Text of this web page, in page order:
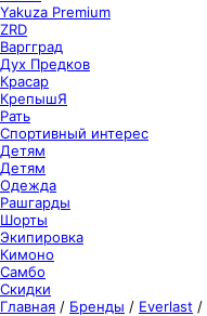
Yakuza Premium
ZRD
Варгград
Дух Предков
Красар
КрепышЯ
Рать
Спортивный интерес
Детям
Детям
Одежда
Рашгарды
Шорты
Экипировка
Кимоно
Самбо
Скидки
Главная / Бренды / Everlast /